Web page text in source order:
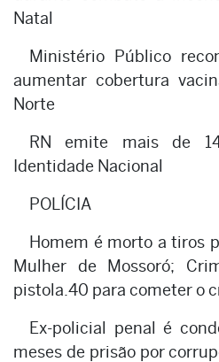
Natal
Ministério Público
aumentar cobertura
Norte
RN emite mais de
Identidade Nacional
POLÍCIA
Homem é morto a tiros
Mulher de Mossoró;
pistola.40 para cometer o
Ex-policial penal é
meses de prisão por